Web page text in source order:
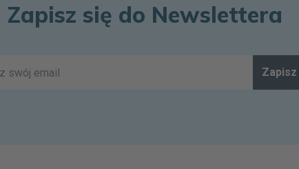
Zapisz się do Newslettera